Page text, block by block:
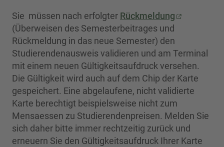
Sie müssen nach erfolgter Rückmeldung
(Überweisen des Semesterbeitrages und
Rückmeldung in das neue Semester) den
Studierendenausweis validieren und am Terminal
mit einem neuen Gültigkeitsaufdruck versehen.
Die Gültigkeit wird auch auf dem Chip der Karte
gespeichert. Eine abgelaufene, nicht validierte
Karte berechtigt beispielsweise nicht zum
Mensaessen zu Studierendenpreisen. Melden Sie
sich daher bitte immer rechtzeitig zurück und
erneuern Sie den Gültigkeitsaufdruck Ihrer Karte